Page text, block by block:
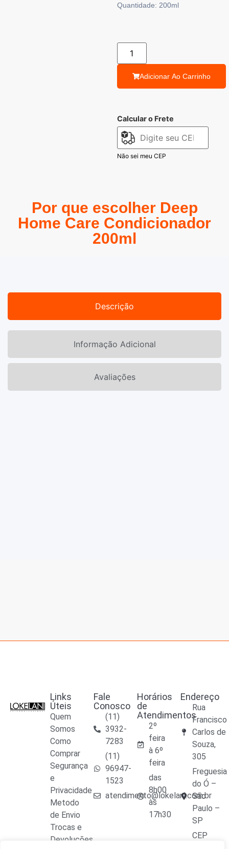
Quantidade: 200ml
Adicionar Ao Carrinho
Calcular o Frete
Não sei meu CEP
Por que escolher Deep
Home Care Condicionador
200ml
Descrição
Informação Adicional
Avaliações
Links
Úteis
Quem
Somos
Como
Comprar
Segurança
e
Privacidade
Metodo
de Envio
Trocas e
Devoluções
Fale
Conosco
(11)
3932-
7283
(11)
96947-
1523
atendimento@lokelani.com.br
Horários
de
Atendimentos
2º
feira
à 6º
feira
das
8h00
às
17h30
Endereço
Rua
Francisco
Carlos de
Souza,
305
Freguesia
do Ó –
São
Paulo –
SP
CEP